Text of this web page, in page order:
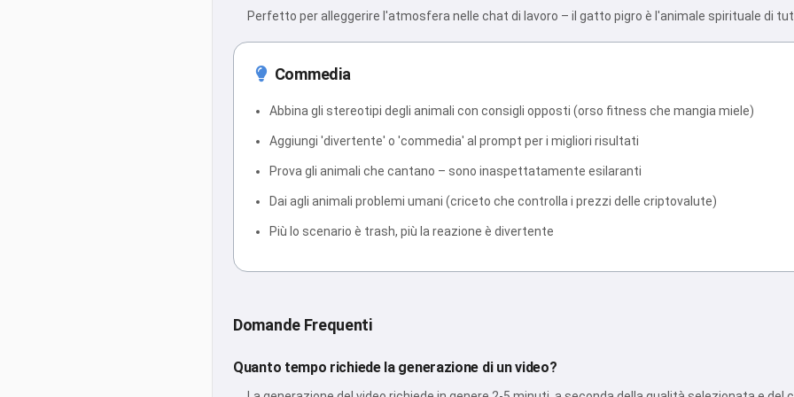
Perfetto per alleggerire l'atmosfera nelle chat di lavoro – il gatto pigro è l'animale spirituale di
Commedia
Abbina gli stereotipi degli animali con consigli opposti (orso fitness che mangia miele)
Aggiungi 'divertente' o 'commedia' al prompt per i migliori risultati
Prova gli animali che cantano – sono inaspettatamente esilaranti
Dai agli animali problemi umani (criceto che controlla i prezzi delle criptovalute)
Più lo scenario è trash, più la reazione è divertente
Domande Frequenti
Quanto tempo richiede la generazione di un video?